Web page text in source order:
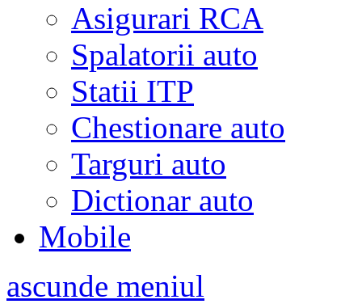
Asigurari RCA
Spalatorii auto
Statii ITP
Chestionare auto
Targuri auto
Dictionar auto
Mobile
ascunde meniul